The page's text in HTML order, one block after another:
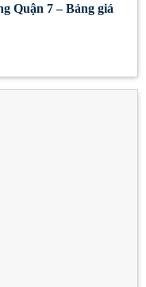
Quận 7 – Bảng giá